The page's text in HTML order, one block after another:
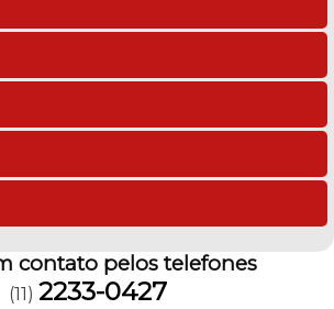
contato pelos telefones
(11) 2233-0427